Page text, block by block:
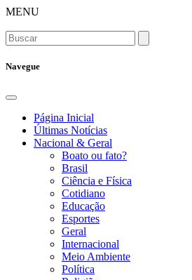
MENU
Navegue
Página Inicial
Últimas Notícias
Nacional & Geral
Boato ou fato?
Brasil
Ciência e Física
Cotidiano
Educação
Esportes
Geral
Internacional
Meio Ambiente
Política